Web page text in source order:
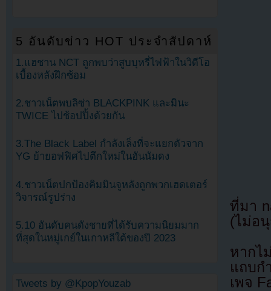
ที่มา
(ไม่อ
หากไ
แถบก
เพจ
5 อันดับข่าว HOT ประจำสัปดาห์
1.แฮชาน NCT ถูกพบว่าสูบบุหรี่ไฟฟ้าในวิดีโอ
เบื้องหลังฝึกซ้อม
2.ชาวเน็ตพบลิซ่า BLACKPINK และมินะ
TWICE ไปช้อปปิ้งด้วยกัน
3.The Black Label กำลังเล็งที่จะแยกตัวจาก
YG ย้ายอฟฟิศไปตึกใหม่ในฮันนัมดง
4.ชาวเน็ตปกป้องคิมมินจูหลังถูกพวกเฮดเตอร์
วิจารณ์รูปร่าง
5.10 อันดับคนดังชายที่ได้รับความนิยมมาก
ที่สุดในหมู่เกย์ในเกาหลีใต้ของปี 2023
Tweets by @KpopYouzab